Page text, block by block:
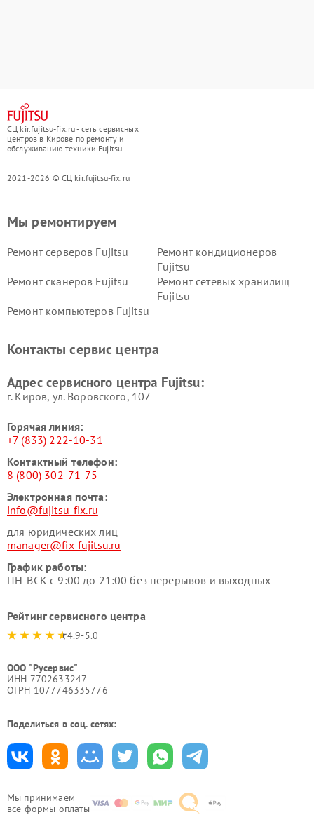
СЦ kir.fujitsu-fix.ru - сеть сервисных
центров в Кирове по ремонту и
обслуживанию техники Fujitsu
2021-2026 © СЦ kir.fujitsu-fix.ru
Мы принимаем
все формы оплаты
Мы ремонтируем
Ремонт серверов Fujitsu
Ремонт кондиционеров
Fujitsu
Ремонт сканеров Fujitsu
Ремонт сетевых хранилищ
Fujitsu
Ремонт компьютеров Fujitsu
Контакты сервис центра
Адрес сервисного центра Fujitsu:
г. Киров, ул. Воровского, 107
Горячая линия:
+7 (833) 222-10-31
Контактный телефон:
8 (800) 302-71-75
Электронная почта:
info@fujitsu-fix.ru
для юридических лиц
manager@fix-fujitsu.ru
График работы:
ПН-ВСК с 9:00 до 21:00 без перерывов и выходных
Рейтинг сервисного центра
4.9-5.0
ООО "Русервис"
ИНН 7702633247
ОГРН 1077746335776
Поделиться в соц. сетях: